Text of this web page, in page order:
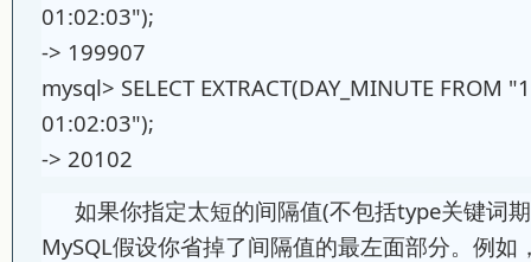
01:02:03");
-> 199907
mysql> SELECT EXTRACT(DAY_MINUTE FROM
01:02:03");
-> 20102
如果你指定太短的间隔值(不包括type关键词
MySQL假设你省掉了间隔值的最左面部分。例